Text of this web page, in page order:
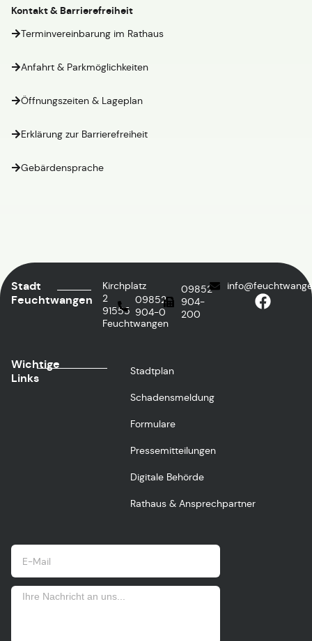
Kontakt & Barrierefreiheit
Terminvereinbarung im Rathaus
Anfahrt & Parkmöglichkeiten
Öffnungszeiten & Lageplan
Erklärung zur Barrierefreiheit
Gebärdensprache
Stadt
Feuchtwangen
Kirchplatz
2
91555
Feuchtwangen
09852
904-0
09852
904-
200
Wichtige
Links
Stadtplan
Schadensmeldung
Formulare
Pressemitteilungen
Digitale Behörde
Rathaus & Ansprechpartner